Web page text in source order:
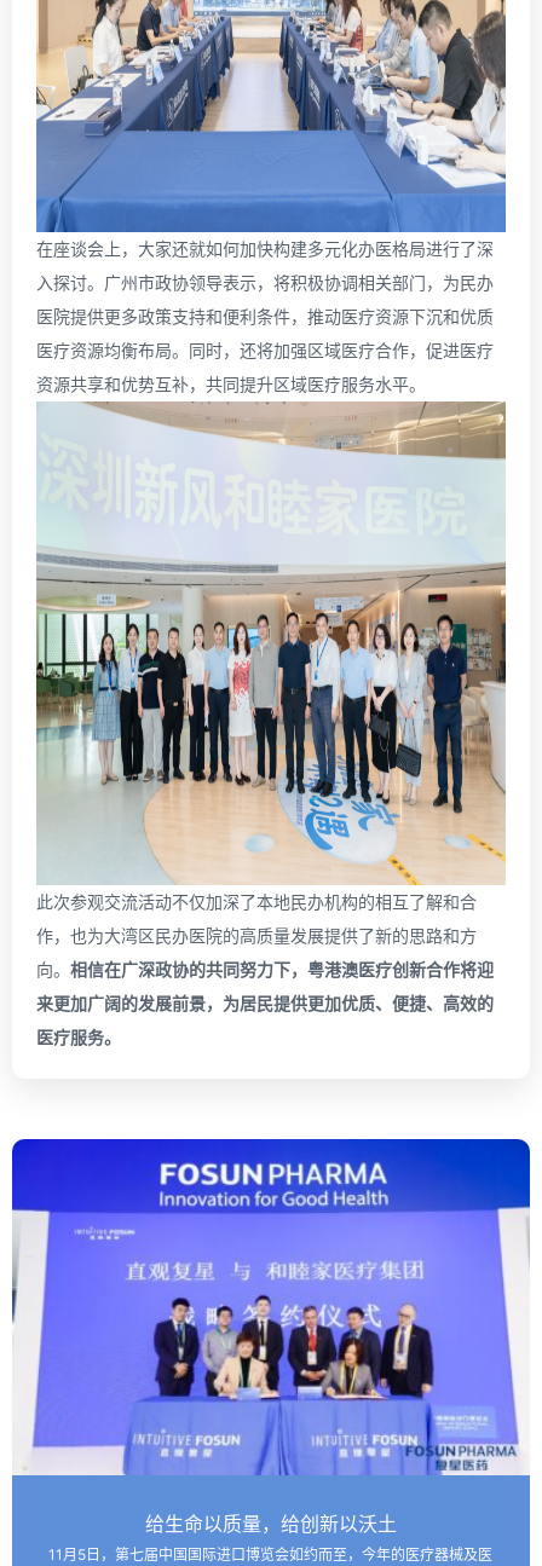
在座谈会上，大家还就如何加快构建多元化办医格局进行了深
入探讨。广州市政协领导表示，将积极协调相关部门，为民办
医院提供更多政策支持和便利条件，推动医疗资源下沉和优质
医疗资源均衡布局。同时，还将加强区域医疗合作，促进医疗
资源共享和优势互补，共同提升区域医疗服务水平。
此次参观交流活动不仅加深了本地民办机构的相互了解和合
作，也为大湾区民办医院的高质量发展提供了新的思路和方
向。 相信在广深政协的共同努力下，粤港澳医疗创新合作将迎
来更加广阔的发展前景，为居民提供更加优质、便捷、高效的
医疗服务。
给生命以质量，给创新以沃土
11月5日，第七届中国国际进口博览会如约而至，今年的医疗器械及医